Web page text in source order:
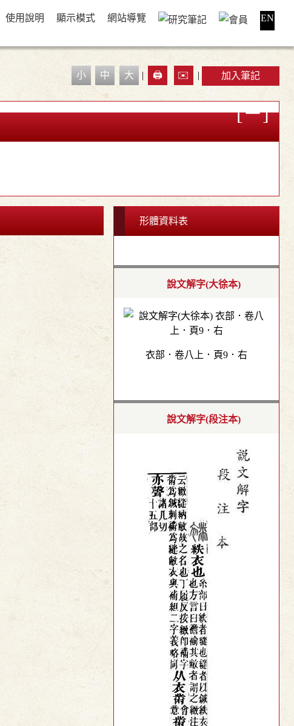
使用說明 顯示模式 網站導覽 EN
小 中 大 | 🖨️ ✉️ | 加入筆記
形體資料表
說文解字(大徐本)
衣部．卷八上．頁9．右
說文解字(段注本)